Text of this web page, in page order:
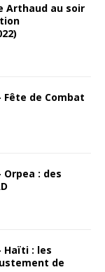
Arthaud au soir
Fête de Combat
Orpea : des
Haïti : les
de